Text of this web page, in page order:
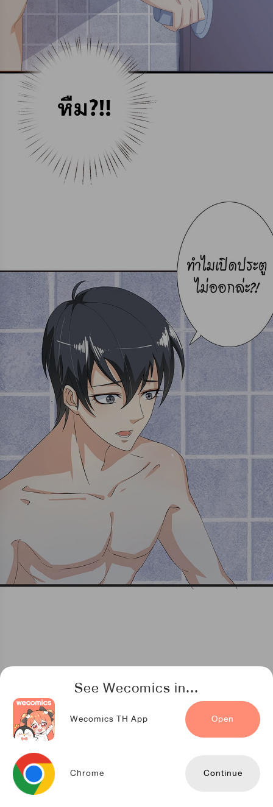
See Wecomics in...
Wecomics TH App Open
Chrome Continue